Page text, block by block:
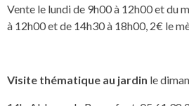
Vente le lundi de 9h00 à 12h00 et du
à 12h00 et de 14h30 à 18h00, 2€ le
Visite thématique au jardin le